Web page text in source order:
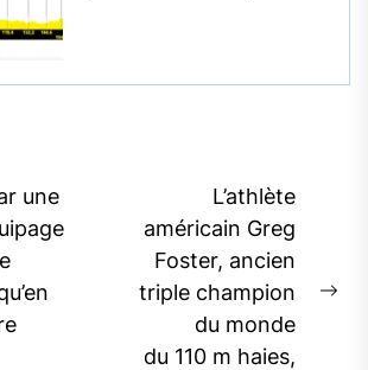
une
L’athlète
américain Greg
Foster, ancien
triple champion
du monde
du 110 m haies,